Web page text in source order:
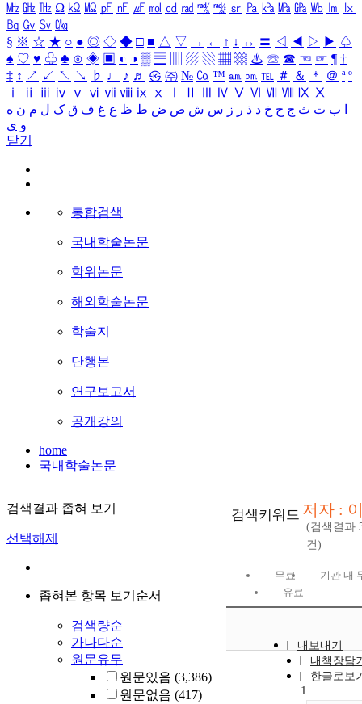
㎒ ㎓ ㎔ Ω ㏀ ㏁ ㎊ ㎋ ㎌ ㏖ ㏅ ㎭ ㎮ ㎯ ㏛ ㎩ ㎪ ㎫ ㎬ ㏝ ㏐
㏓
㏃ ㏉ ㏜ ㏆
§ ※ ☆ ★ ○ ● ◎ ◇ ◆ □ ■ △ ▽ → ← ↑ ↓ ↔ 〓 ◁ ◀ ▷ ▶ ♤
♠ ♡ ♥ ♧ ♣ ⊙ ◈ ▣ ◐ ◑ ▒ ▤ ▨ ▧ ▦ ▩ ♨ ☏ ☎ ☜ ☞ ¶ †
‡ ↕ ↗ ↙ ↖ ↘ ♭ ♩ ♪ ♬ ㉿ ㈜ № ㏇ ™ ㏂ ㏘ ℡ ＃ ＆ ＊ ＠ ª º
ⅰ
ⅱ ⅲ ⅳ ⅴ ⅵ ⅶ ⅷ ⅸ ⅹ Ⅳ Ⅴ Ⅵ Ⅶ Ⅷ Ⅸ Ⅹ
ب ت ث ج ح خ د ذ ر ز س ش ص ض ط ظ ع غ ف ق ک ل م ن ه
و ی
닫기
통합검색
국내학술논문
학위논문
해외학술논문
학술지
단행본
연구보고서
공개강의
home
국내학술논문
검색결과 좁혀 보기
선택해제
좁혀본 항목 보기순서
검색량순
가나다순
원문유무
원문있음 (3,386)
원문없음 (417)
검색키워드 저자 :
(검색결과
건)
무료
기관 내
유료
내보내기
내책장담
한글로보
1